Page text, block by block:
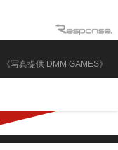
《写真提供 DMM GAMES》